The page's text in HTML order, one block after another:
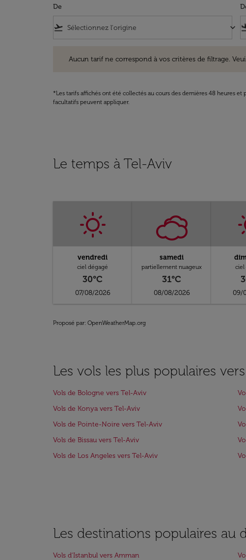
De
flight_takeoff keyboard_arrow_down
Aucun tarif ne correspond à vos critères de filtrage.
*Les tarifs affichés ont été collectés au cours des dernières 48 heures
facultatifs peuvent appliquer.
Le temps à Tel-Aviv
vendredi
ciel dégagé
30°C
07/08/2026
samedi
partiellement nuageux
31°C
08/08/2026
ciel
09/
Proposé par: OpenWeatherMap.org
Les vols les plus populaires
Vols de Bologne vers Tel-Aviv
Vols de Konya vers Tel-Aviv
Vols de Pointe-Noire vers Tel-Aviv
Vols de Bissau vers Tel-Aviv
Vols de Los Angeles vers Tel-Aviv
Les destinations populaires au
Vols d'Istanbul vers Amman